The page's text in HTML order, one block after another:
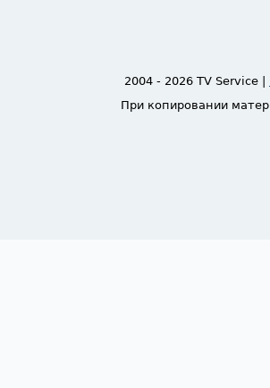
2004 - 2026 TV Service |
При копировании